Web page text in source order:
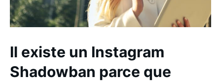
Il existe un Instagram
Shadowban parce que